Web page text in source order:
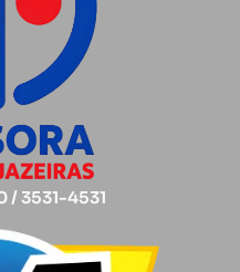
/ 3531-4531